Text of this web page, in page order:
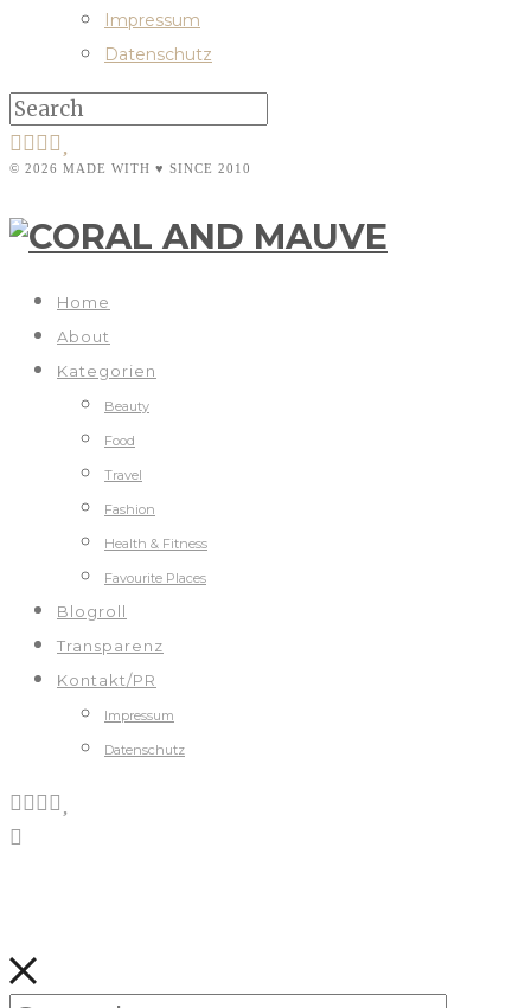
Impressum
Datenschutz
© 2026 MADE WITH ♥ SINCE 2010
Home
About
Kategorien
Beauty
Food
Travel
Fashion
Health & Fitness
Favourite Places
Blogroll
Transparenz
Kontakt/PR
Impressum
Datenschutz